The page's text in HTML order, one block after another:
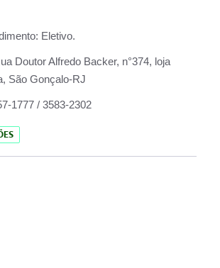
Eletivo.
Doutor Alfredo Backer, n°374, loja
São Gonçalo-RJ
1777 / 3583-2302